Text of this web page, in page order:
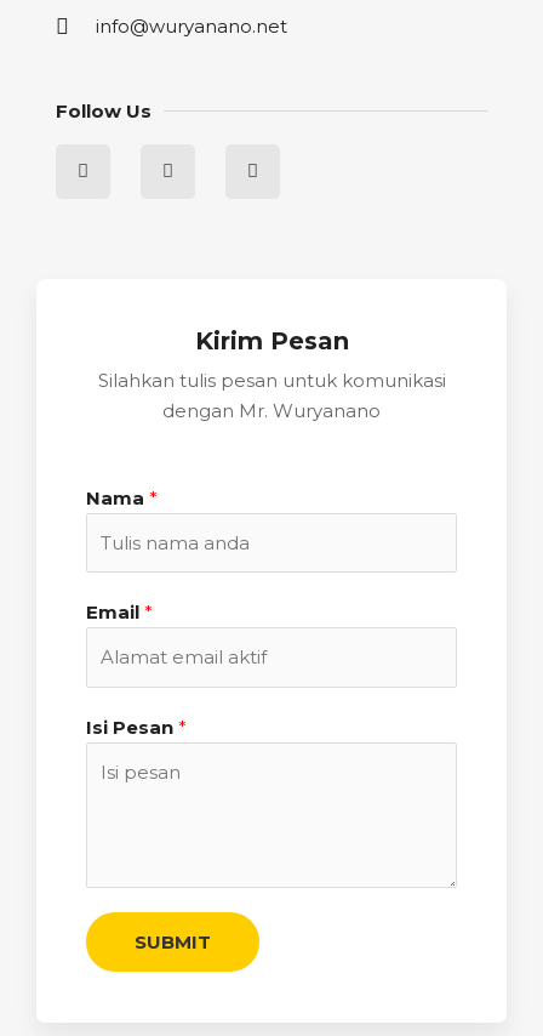
info@wuryanano.net
Follow Us
Kirim Pesan
Silahkan tulis pesan untuk komunikasi
dengan Mr. Wuryanano
Nama *
Email *
Isi Pesan *
SUBMIT